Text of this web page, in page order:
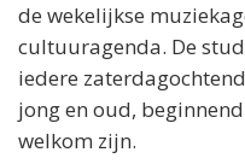
de wekelijkse
cultuuragenda. De
iedere
jong en oud,
welkom zijn.